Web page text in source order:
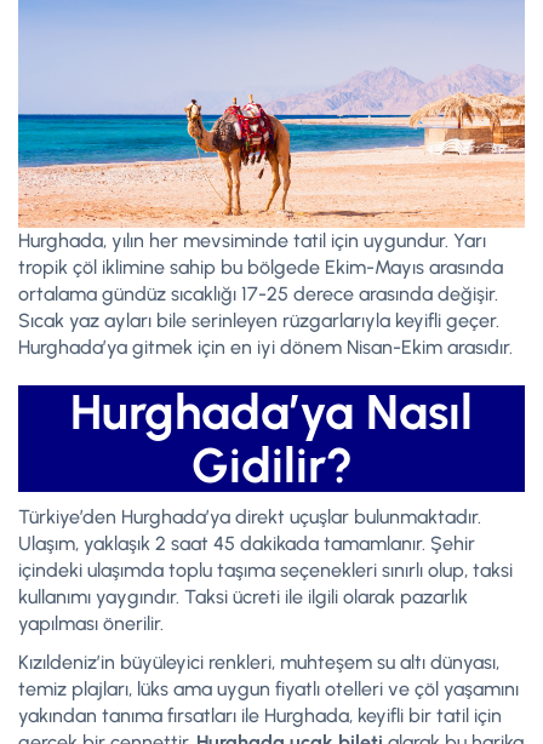
Hurghada, yılın her mevsiminde tatil için uygundur. Yarı
tropik çöl iklimine sahip bu bölgede Ekim-Mayıs arasında
ortalama gündüz sıcaklığı 17-25 derece arasında değişir.
Sıcak yaz ayları bile serinleyen rüzgarlarıyla keyifli geçer.
Hurghada’ya gitmek için en iyi dönem Nisan-Ekim arasıdır.
Hurghada’ya Nasıl
Gidilir?
Türkiye’den Hurghada’ya direkt uçuşlar bulunmaktadır.
Ulaşım, yaklaşık 2 saat 45 dakikada tamamlanır. Şehir
içindeki ulaşımda toplu taşıma seçenekleri sınırlı olup, taksi
kullanımı yaygındır. Taksi ücreti ile ilgili olarak pazarlık
yapılması önerilir.
Kızıldeniz’in büyüleyici renkleri, muhteşem su altı dünyası,
temiz plajları, lüks ama uygun fiyatlı otelleri ve çöl yaşamını
yakından tanıma fırsatları ile Hurghada, keyifli bir tatil için